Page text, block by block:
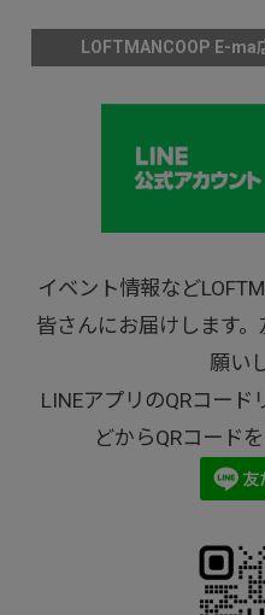
LOFTMANCOOP E-ma
イベント情報など
皆さんにお届けします
願い
LINEアプリのQRコー
どからQRコード